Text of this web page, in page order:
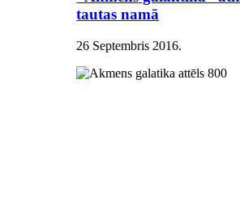
tautas namā
26 Septembris 2016.